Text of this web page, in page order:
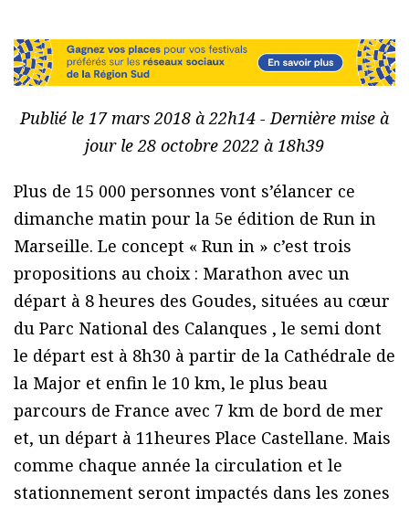
Publié le 17 mars 2018 à 22h14 - Dernière mise à
jour le 28 octobre 2022 à 18h39
Plus de 15 000 personnes vont s’élancer ce
dimanche matin pour la 5e édition de Run in
Marseille. Le concept « Run in » c’est trois
propositions au choix : Marathon avec un
départ à 8 heures des Goudes, situées au cœur
du Parc National des Calanques , le semi dont
le départ est à 8h30 à partir de la Cathédrale de
la Major et enfin le 10 km, le plus beau
parcours de France avec 7 km de bord de mer
et, un départ à 11heures Place Castellane. Mais
comme chaque année la circulation et le
stationnement seront impactés dans les zones